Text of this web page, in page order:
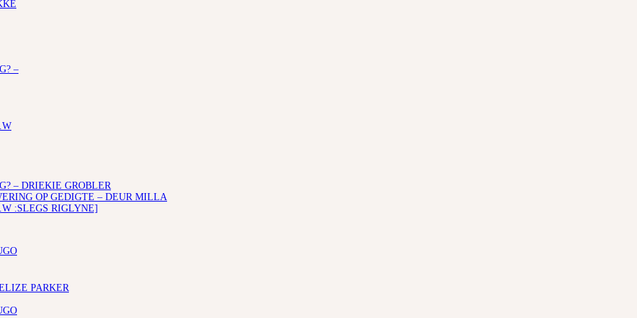
–
– DRIEKIE GROBLER
OP GEDIGTE – DEUR MILLA
:SLEGS RIGLYNE]
PARKER